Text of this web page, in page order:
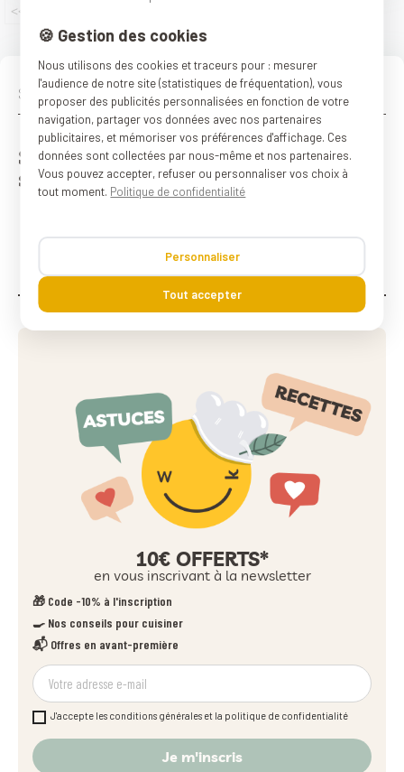
<<
Suivez-nous sur les réseaux
sociaux :)
10€ OFFERTS*
en vous inscrivant à la newsletter
🎁 Code -10% à l'inscription
🍳 Nos conseils pour cuisiner
📬 Offres en avant-première
J'accepte les conditions générales et la politique de confidentialité
Je m'inscris
🍪 Gestion des cookies
Nous utilisons des cookies et traceurs pour : mesurer
l'audience de notre site (statistiques de fréquentation), vous
proposer des publicités personnalisées en fonction de votre
navigation, partager vos données avec nos partenaires
publicitaires, et mémoriser vos préférences d'affichage. Ces
données sont collectées par nous-même et nos partenaires.
Vous pouvez accepter, refuser ou personnaliser vos choix à
tout moment. Politique de confidentialité
Personnaliser
Tout accepter